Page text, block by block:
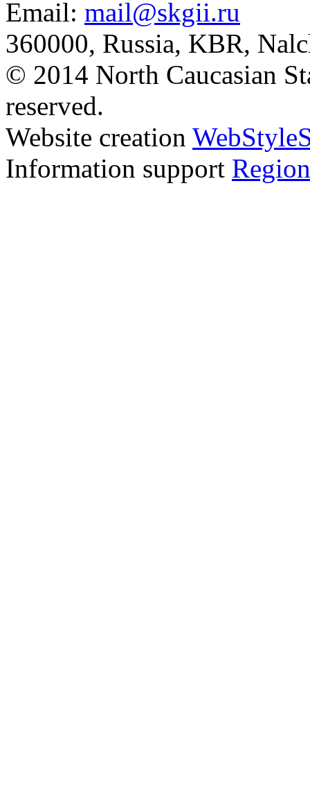
Email: mail@skgii.ru
360000, Russia, KBR,
© 2014 North Caucasian
reserved.
Website creation
Information support